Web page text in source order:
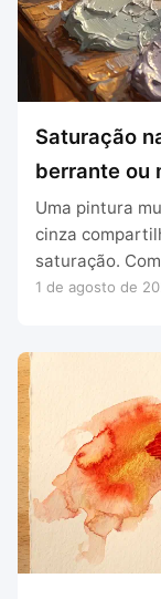
Saturação
berrante ou
Uma pintura
cinza
saturação.
1 de agosto de